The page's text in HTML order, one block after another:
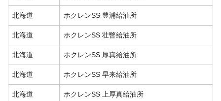
北海道 ホクレンSS 豊浦給油所
北海道 ホクレンSS 壮瞥給油所
北海道 ホクレンSS 厚真給油所
北海道 ホクレンSS 早来給油所
北海道 ホクレンSS 上厚真給油所